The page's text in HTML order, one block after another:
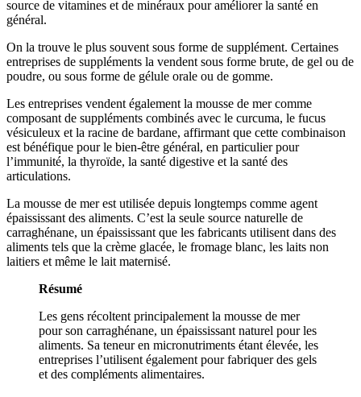
source de vitamines et de minéraux pour améliorer la santé en
général.
On la trouve le plus souvent sous forme de supplément. Certaines
entreprises de suppléments la vendent sous forme brute, de gel ou de
poudre, ou sous forme de gélule orale ou de gomme.
Les entreprises vendent également la mousse de mer comme
composant de suppléments combinés avec le curcuma, le fucus
vésiculeux et la racine de bardane, affirmant que cette combinaison
est bénéfique pour le bien-être général, en particulier pour
l’immunité, la thyroïde, la santé digestive et la santé des
articulations.
La mousse de mer est utilisée depuis longtemps comme agent
épaississant des aliments. C’est la seule source naturelle de
carraghénane, un épaississant que les fabricants utilisent dans des
aliments tels que la crème glacée, le fromage blanc, les laits non
laitiers et même le lait maternisé.
Résumé
Les gens récoltent principalement la mousse de mer
pour son carraghénane, un épaississant naturel pour les
aliments. Sa teneur en micronutriments étant élevée, les
entreprises l’utilisent également pour fabriquer des gels
et des compléments alimentaires.